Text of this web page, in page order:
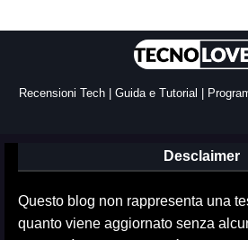
Recensioni Tech | Guida e Tutorial |
Desclaimer
Questo blog non rappresenta una
quanto viene aggiornato senza